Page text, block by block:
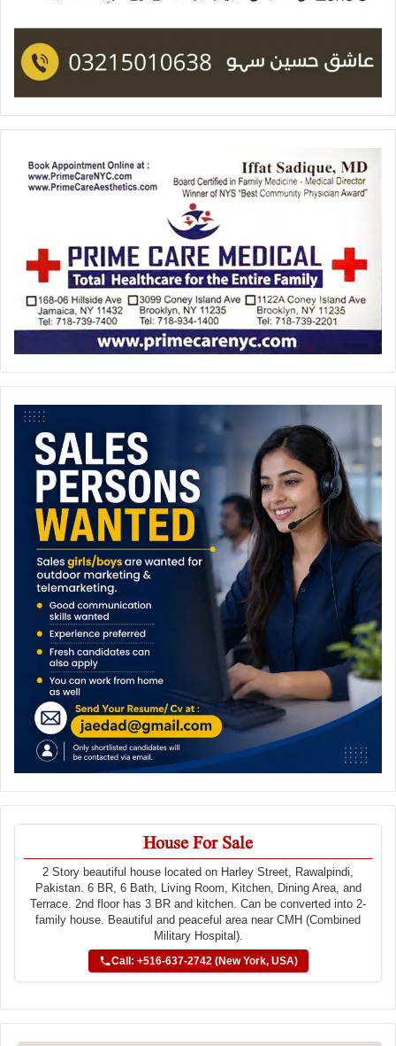
House For Sale
2 Story beautiful house located on Harley Street, Rawalpindi,
Pakistan. 6 BR, 6 Bath, Living Room, Kitchen, Dining Area, and
Terrace. 2nd floor has 3 BR and kitchen. Can be converted into 2-
family house. Beautiful and peaceful area near CMH (Combined
Military Hospital).
Call: +516-637-2742 (New York, USA)